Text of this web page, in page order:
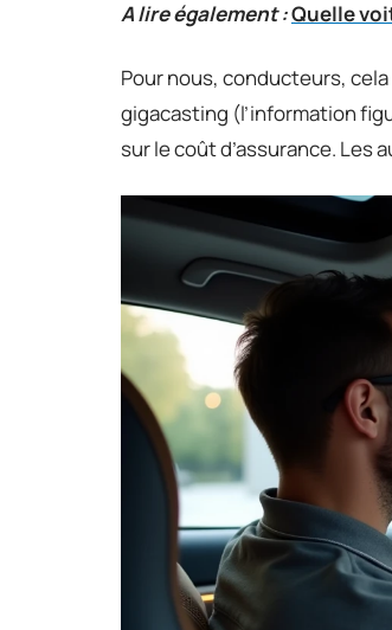
A lire également :Quelle
Pour nous, conducteurs,
gigacasting (l’information
sur le coût d’assurance.